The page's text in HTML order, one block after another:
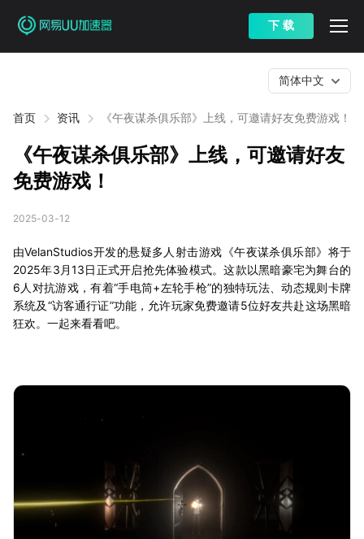
下 载
首页 资讯 《午夜谋杀俱乐部》上线，可邀请好友免费游戏！
简体中文
《午夜谋杀俱乐部》上线，可邀请好友
免费游戏！
2025-03-12
由VelanStudios开发的悬疑多人射击游戏《午夜谋杀俱乐部》将于
2025年3月13日正式开启抢先体验模式。这款以黑暗豪宅为舞台的
6人对抗游戏，有着“手电筒+左轮手枪”的独特玩法、动态规则卡牌
系统及“访客通行证”功能，允许玩家免费邀请5位好友共赴这场黑暗
狂欢。一起来看看吧。